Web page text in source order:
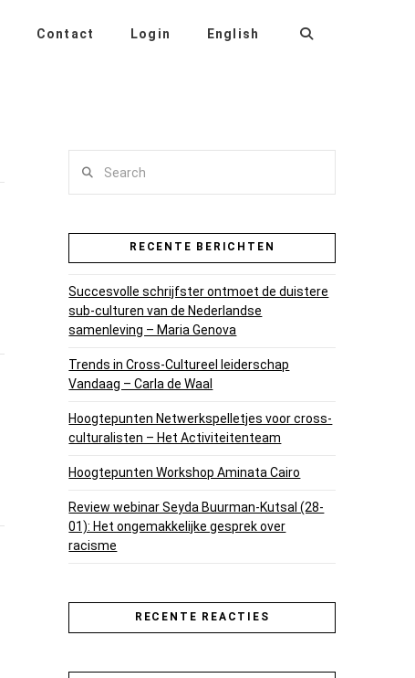
Contact Login English
RECENTE BERICHTEN
Succesvolle schrijfster ontmoet de duistere
sub-culturen van de Nederlandse
samenleving – Maria Genova
Trends in Cross-Cultureel leiderschap
Vandaag – Carla de Waal
Hoogtepunten Netwerkspelletjes voor cross-
culturalisten – Het Activiteitenteam
Hoogtepunten Workshop Aminata Cairo
Review webinar Seyda Buurman-Kutsal (28-
01): Het ongemakkelijke gesprek over
racisme
RECENTE REACTIES